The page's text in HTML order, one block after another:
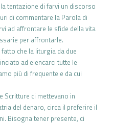
tentazione di farvi un discorso
di commentare la Parola di
ad affrontare le sfide della vita
per affrontarle.
che la liturgia da due
ad elencarci tutte le
più di frequente e da cui
Scritture ci mettevano in
del denaro, circa il preferire il
Bisogna tener presente, ci